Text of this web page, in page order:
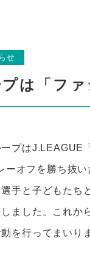
せ
は「フ
プはJ.LEAGUE
ーオフを勝ち抜
手と子どもたち
ました。これか
を行ってまいり